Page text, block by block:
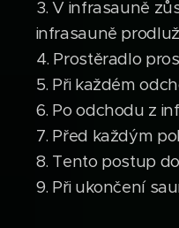
3. V infrasauně
infrasauně
4. Prostěradlo
5. Při každém
6. Po odchodu z
7. Před každým
8. Tento postup
9. Při ukončení